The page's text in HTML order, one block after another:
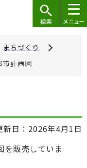
まちづくり
市計画図
新日：2026年4月1日
を販売していま